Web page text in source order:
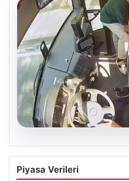
Otobüste
Hızla Hastaneye
Piyasa Verileri